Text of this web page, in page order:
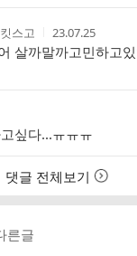
스고
작
성
시
23.07.25
살까말까고민하고
싶다...ㅠㅠㅠ
댓글 전체보기
른글